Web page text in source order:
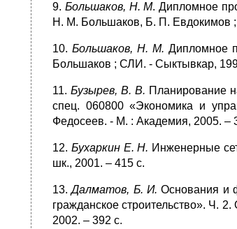
9. Большаков, Н. М. Дипломное
Н. М. Большаков, Б. П. Евдокимов
10. Большаков, Н. М. Дипломное
Большаков ; СЛИ. - Сыктывкар,
11.Бузырев, В. В. Планирование
спец. 060800 «Экономика и
Федосеев. - М. : Академия, 2005. –
12. Бухаркин Е. Н. Инженерные
шк., 2001. – 415 с.
13.Далматов, Б. И.Основания и
гражданское строительство». Ч.
2002. – 392 с.